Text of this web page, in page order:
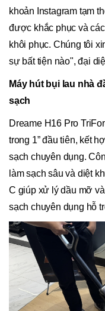
khoản Instagram tạm
được khắc phục và
khôi phục. Chúng tôi
sự bất tiện nào", đại
Máy hút bụi lau nhà
sạch
Dreame H16 Pro
trong 1” đầu tiên, kết
sạch chuyên dụng.
làm sạch sâu và diệt
C giúp xử lý dầu mỡ
sạch chuyên dụng hỗ